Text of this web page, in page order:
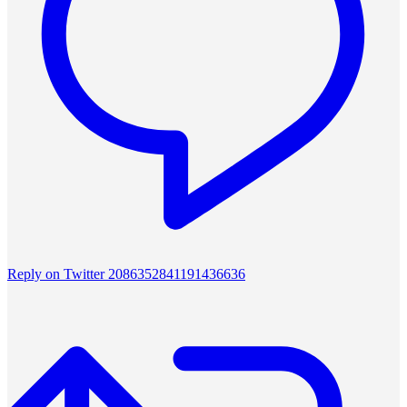
Reply on Twitter 2086352841191436636